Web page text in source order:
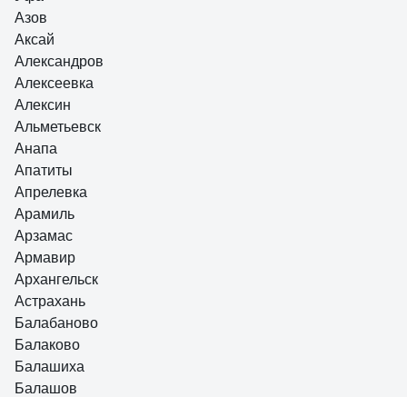
Азов
Аксай
Александров
Алексеевка
Алексин
Альметьевск
Анапа
Апатиты
Апрелевка
Арамиль
Арзамас
Армавир
Архангельск
Астрахань
Балабаново
Балаково
Балашиха
Балашов